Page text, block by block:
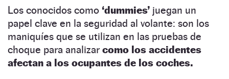
Los conocidos como ‘dummies’ juegan un
papel clave en la seguridad al volante: son los
maniquíes que se utilizan en las pruebas de
choque para analizar como los accidentes
afectan a los ocupantes de los coches.